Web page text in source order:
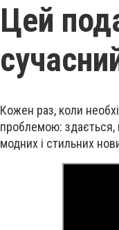
Цей
Кожен раз, коли
проблемою: здається,
модних і стильних